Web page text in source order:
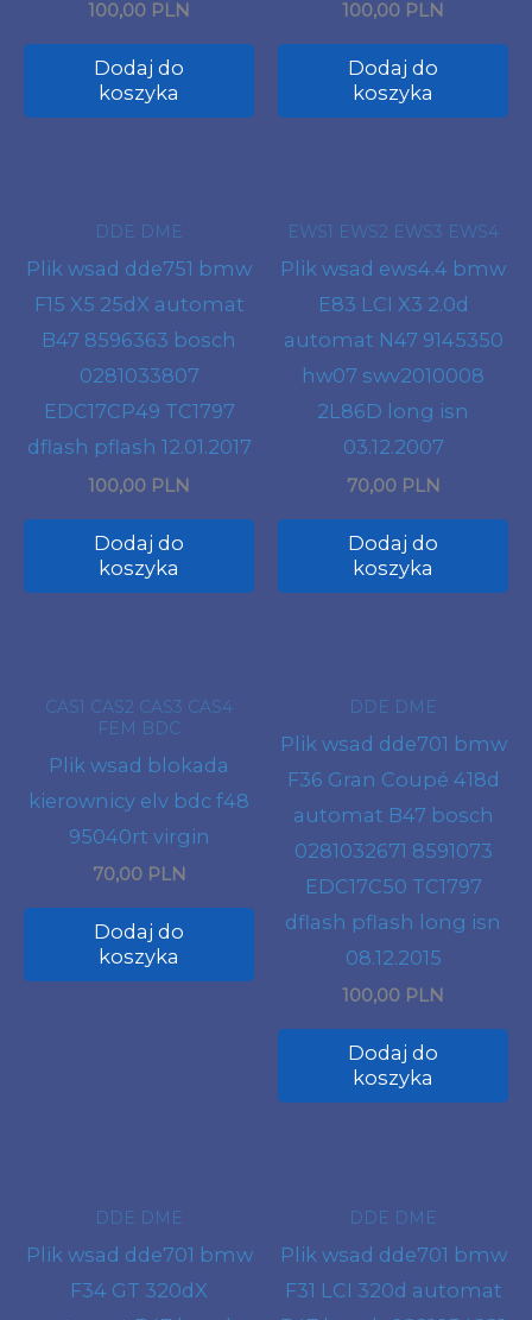
100,00 PLN
Dodaj do
koszyka
100,00 PLN
Dodaj do
koszyka
DDE DME
Plik wsad dde751 bmw
F15 X5 25dX automat
B47 8596363 bosch
0281033807
EDC17CP49 TC1797
dflash pflash 12.01.2017
100,00 PLN
Dodaj do
koszyka
EWS1 EWS2 EWS3 EWS4
Plik wsad ews4.4 bmw
E83 LCI X3 2.0d
automat N47 9145350
hw07 swv2010008
2L86D long isn
03.12.2007
70,00 PLN
Dodaj do
koszyka
CAS1 CAS2 CAS3 CAS4
FEM BDC
Plik wsad blokada
kierownicy elv bdc f48
95040rt virgin
70,00 PLN
Dodaj do
koszyka
DDE DME
Plik wsad dde701 bmw
F36 Gran Coupé 418d
automat B47 bosch
0281032671 8591073
EDC17C50 TC1797
dflash pflash long isn
08.12.2015
100,00 PLN
Dodaj do
koszyka
DDE DME
Plik wsad dde701 bmw
F34 GT 320dX
DDE DME
Plik wsad dde701 bmw
F31 LCI 320d automat